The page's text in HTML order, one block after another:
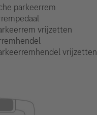
parkeerrem
vrijzetten
vrijzetten